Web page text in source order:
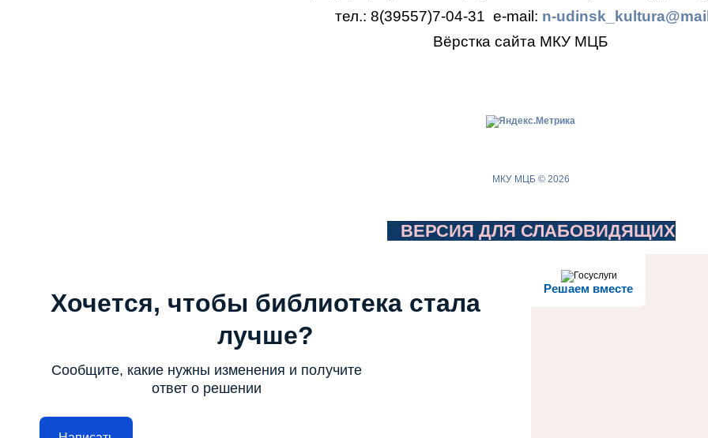
тел.: 8(39557)7-04-31 e-mail: n-
Вёрстка сайта МКУ МЦБ
МКУ МЦБ © 2026
ВЕРСИЯ ДЛЯ СЛАБОВИДЯЩИХ
Решаем вместе
Хочется, чтобы библиотека стала
лучше?
Сообщите, какие нужны изменения и получите
ответ о решении